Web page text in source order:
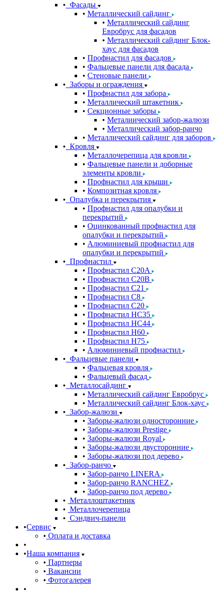
Фасады
Металлический сайдинг
Металлический сайдинг
Евробрус для фасадов
Металлический сайдинг Блок-
хаус для фасадов
Профнастил для фасадов
Фальцевые панели для фасада
Стеновые панели
Заборы и ограждения
Профнастил для забора
Металлический штакетник
Секционные заборы
Металиический забор-жалюзи
Металлический забор-ранчо
Металлический сайдинг для заборов
Кровля
Металлочерепица для кровли
Фальцевые панели и доборные
элементы кровли
Профнастил для крыши
Композитная кровля
Опалубка и перекрытия
Профнастил для опалубки и
перекрытий
Оцинкованный профнастил для
опалубки и перекрытий
Алюминиевый профнастил для
опалубки и перекрытий
Профнастил
Профнастил С20A
Профнастил С20B
Профнастил С21
Профнастил С8
Профнастил С20
Профнастил НС35
Профнастил НС44
Профнастил Н60
Профнастил Н75
Алюминиевый профнастил
Фальцевые панели
Фальцевая кровля
Фальцевый фасад
Металлосайдинг
Металлический сайдинг Евробрус
Металлический сайдинг Блок-хаус
Забор-жалюзи
Заборы-жалюзи односторонние
Заборы-жалюзи Prestige
Заборы-жалюзи Royal
Заборы-жалюзи двусторонние
Заборы-жалюзи под дерево
Забор-ранчо
Забор-ранчо LINERA
Забор-ранчо RANCHEZ
Забор-ранчо под дерево
Металлоштакетник
Металлочерепица
Сэндвич-панели
Сервис
Оплата и доставка
Наша компания
Партнеры
Вакансии
Фотогалерея